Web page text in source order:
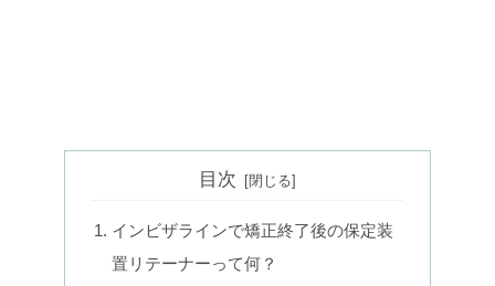
目次
インビザラインで矯正終了後の保定装
置リテーナーって何？